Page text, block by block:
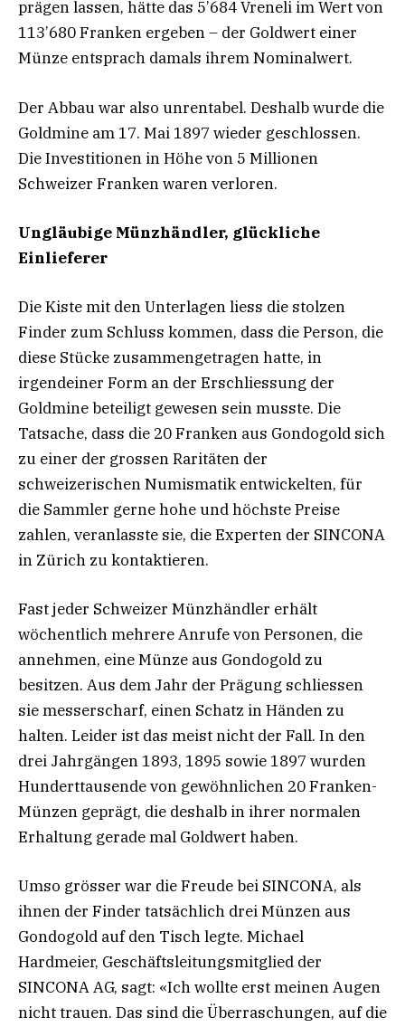
prägen lassen, hätte das 5’684 Vreneli im Wert von
113’680 Franken ergeben – der Goldwert einer
Münze entsprach damals ihrem Nominalwert.
Der Abbau war also unrentabel. Deshalb wurde die
Goldmine am 17. Mai 1897 wieder geschlossen.
Die Investitionen in Höhe von 5 Millionen
Schweizer Franken waren verloren.
Ungläubige Münzhändler, glückliche
Einlieferer
Die Kiste mit den Unterlagen liess die stolzen
Finder zum Schluss kommen, dass die Person, die
diese Stücke zusammengetragen hatte, in
irgendeiner Form an der Erschliessung der
Goldmine beteiligt gewesen sein musste. Die
Tatsache, dass die 20 Franken aus Gondogold sich
zu einer der grossen Raritäten der
schweizerischen Numismatik entwickelten, für
die Sammler gerne hohe und höchste Preise
zahlen, veranlasste sie, die Experten der SINCONA
in Zürich zu kontaktieren.
Fast jeder Schweizer Münzhändler erhält
wöchentlich mehrere Anrufe von Personen, die
annehmen, eine Münze aus Gondogold zu
besitzen. Aus dem Jahr der Prägung schliessen
sie messerscharf, einen Schatz in Händen zu
halten. Leider ist das meist nicht der Fall. In den
drei Jahrgängen 1893, 1895 sowie 1897 wurden
Hunderttausende von gewöhnlichen 20 Franken-
Münzen geprägt, die deshalb in ihrer normalen
Erhaltung gerade mal Goldwert haben.
Umso grösser war die Freude bei SINCONA, als
ihnen der Finder tatsächlich drei Münzen aus
Gondogold auf den Tisch legte. Michael
Hardmeier, Geschäftsleitungsmitglied der
SINCONA AG, sagt: «Ich wollte erst meinen Augen
nicht trauen. Das sind die Überraschungen, auf die